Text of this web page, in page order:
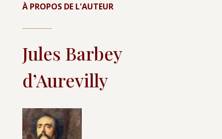
À PROPOS DE L'AUTEUR
Jules Barbey
d’Aurevilly